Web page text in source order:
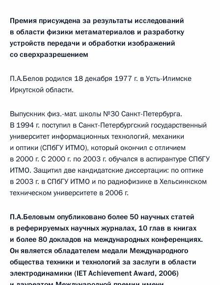
Премия присуждена за результаты исследований
в области физики метаматериалов и разработку
устройств передачи и обработки изображений
со сверхразрешением
П.А.Белов родился 18 декабря 1977 г. в Усть-Илимске
Иркутской области.
Выпускник физ.-мат. школы №30 Санкт-Петербурга.
В 1994 г. поступил в Санкт-Петербургский государственный
университет информационных технологий, механики
и оптики (СПбГУ ИТМО), который окончил с отличием
в 2000 г. С 2000 г. по 2003 г. обучался в аспирантуре СПбГУ
ИТМО. Защитил две кандидатские диссертации: по оптике
в 2003 г. в СПбГУ ИТМО и по радиофизике в Хельсинкском
техническом университете в 2006 г.
П.А.Беловым опубликовано более 50 научных статей
в реферируемых научных журналах, 10 глав в книгах
и более 80 докладов на международных конференциях.
Он является обладателем медали Международного
общества техники и технологий за заслуги в области
электродинамики (IET Achievement Award, 2006)